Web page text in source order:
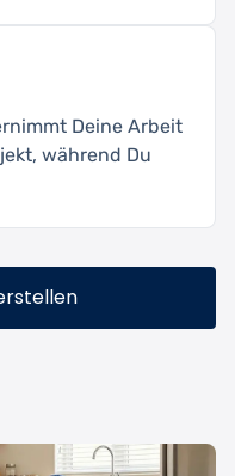
Deine Arbeit
während Du